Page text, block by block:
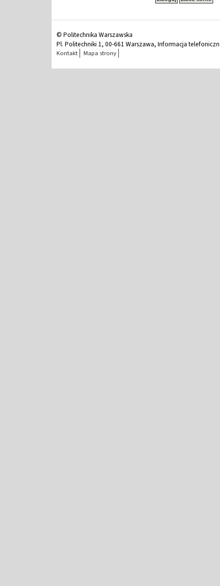
© Politechnika Warszawska
Pl. Politechniki 1, 00-661 Warszawa, Informacja
Kontakt Mapa strony